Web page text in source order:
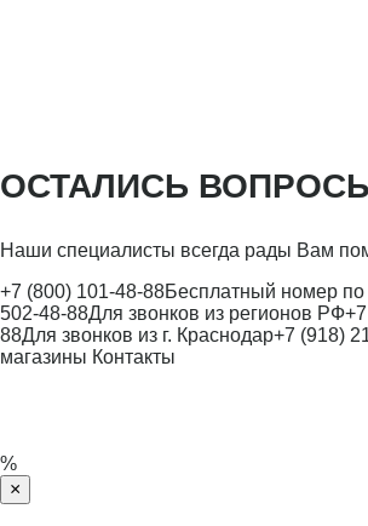
ОСТАЛИСЬ
Наши специалисты всегда рады Вам
+7 (800) 101-48-88Бесплатный номер по
502-48-88Для звонков из регионов РФ
88Для звонков из г. Краснодар+7 (918)
магазины Контакты
%
×